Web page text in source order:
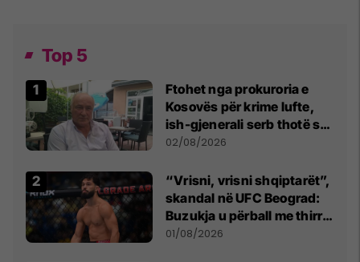
Top 5
Ftohet nga prokuroria e
Kosovës për krime lufte,
ish-gjenerali serb thotë se
dikush e tradhtoi në
02/08/2026
“Vrisni, vrisni shqiptarët”,
skandal në UFC Beograd:
Buzukja u përball me thirrje
anti-shqiptare nga
01/08/2026